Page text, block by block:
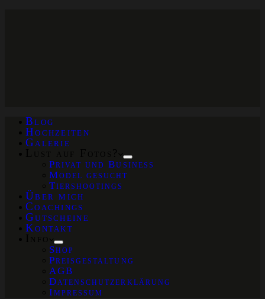
Blog
Hochzeiten
Galerie
Privat und Business
Model gesucht
Tiershootings
Über mich
Coachings
Gutscheine
Kontakt
Shop
Preisgestaltung
AGB
Datenschutzerklärung
Impressum